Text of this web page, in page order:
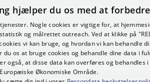
Fra 1.1.2025 drives webshoppen påhttps://
BASEBALL-SHOP.online s.r.o., med
Tjekkiet, ID: 21891362, momsnummer
Virksomheden er opstået ved en
r.o., identifikationsnummer: 60698276.
BASEBALL-SHOP.online - Webshop
hjælper du os med at
Nogle cookies er vigtige for, at
og målrettet outreach. Ved at klikke på
vi kan bruge, og hvordan vi kan behandle
du os at bruge cookies og behandle dine data i
også, at disse data kan overføres og behandles
Økonomiske Område.